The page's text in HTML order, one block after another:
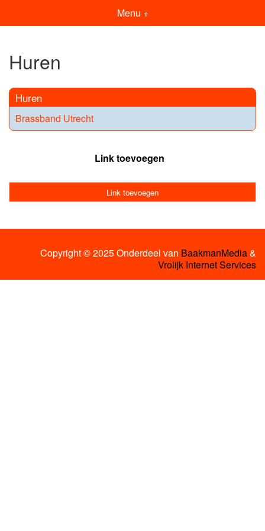
Menu +
Huren
Huren
Brassband Utrecht
Link toevoegen
Link toevoegen
Copyright © 2025 Onderdeel van BaakmanMedia&
Vrolijk Internet Services